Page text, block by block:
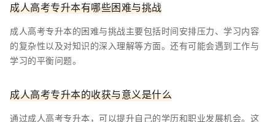
成人高考专升本有哪些困难与挑战
成人高考专升本的困难与挑战主要包括时间安排压力、学习内容
的复杂性以及对知识的深入理解等方面。还有可能会遇到工作与
学习的平衡问题。
成人高考专升本的收获与意义是什么
通过成人高考专升本，可以提升自己的学历和职业发展机会。这